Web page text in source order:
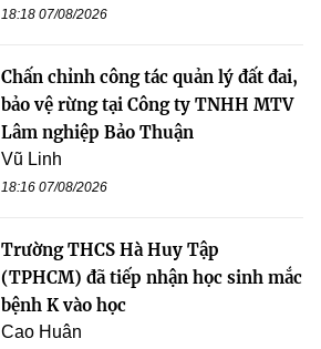
18:18 07/08/2026
Chấn chỉnh công tác quản lý đất đai,
bảo vệ rừng tại Công ty TNHH MTV
Lâm nghiệp Bảo Thuận
Vũ Linh
18:16 07/08/2026
Trường THCS Hà Huy Tập
(TPHCM) đã tiếp nhận học sinh mắc
bệnh K vào học
Cao Huân